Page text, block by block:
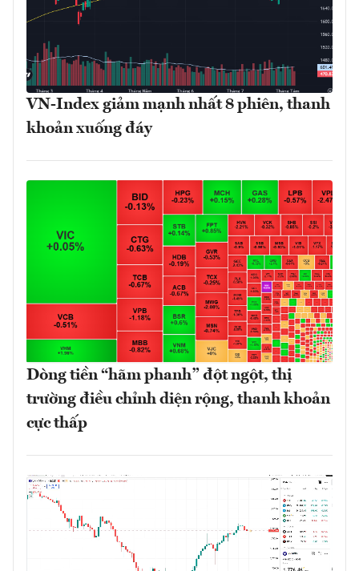
VN-Index giảm mạnh nhất 8 phiên, thanh
khoản xuống đáy
Dòng tiền “hãm phanh” đột ngột, thị
trường điều chỉnh diện rộng, thanh khoản
cực thấp